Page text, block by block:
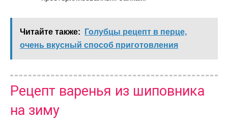
Читайте также:
Голубцы рецепт в перце,
очень вкусный способ приготовления
Рецепт варенья из шиповника
на зиму